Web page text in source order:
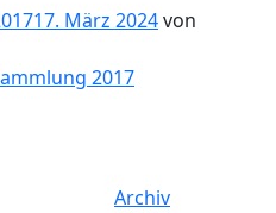
17. März 2024von
2017
Archiv